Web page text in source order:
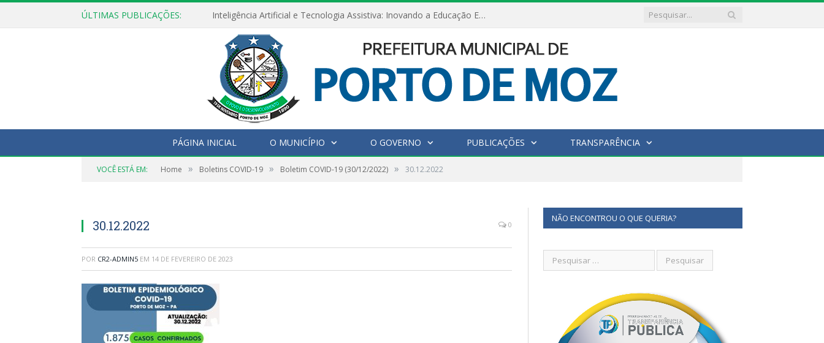
ÚLTIMAS PUBLICAÇÕES: Inteligência Artificial e Tecnologia Assistiva: Inovando a Educação Especial e Inclusiva
PÁGINA INICIAL O MUNICÍPIO O GOVERNO PUBLICAÇÕES TRANSPARÊNCIA
VOCÊ ESTÁ EM: Home » Boletins COVID-19 » Boletim COVID-19 (30/12/2022) » 30.12.2022
30.12.2022 0
POR CR2-ADMIN5 EM 14 DE FEVEREIRO DE 2023
NÃO ENCONTROU O QUE QUERIA?